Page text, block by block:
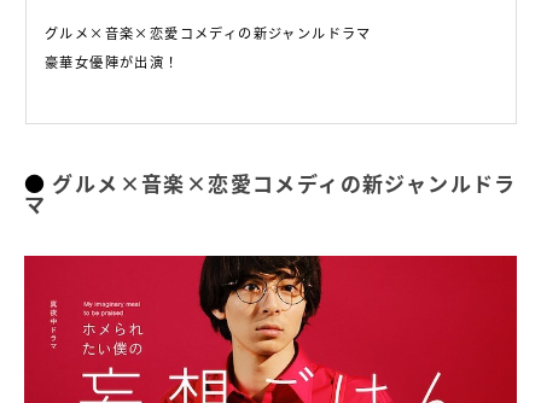
グルメ×音楽×恋愛コメディの新ジャンルドラマ
豪華女優陣が出演！
グルメ×音楽×恋愛コメディの新ジャンルドラ
マ